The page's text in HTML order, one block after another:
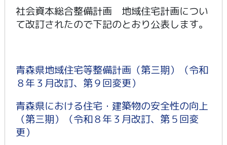
社会資本総合整備計画 地域住宅計画につい
て改訂されたので下記のとおり公表します。
青森県地域住宅等整備計画（第三期）（令和
８年３月改訂、第９回変更）
青森県における住宅・建築物の安全性の向上
（第三期）（令和８年３月改訂、第５回変
更）